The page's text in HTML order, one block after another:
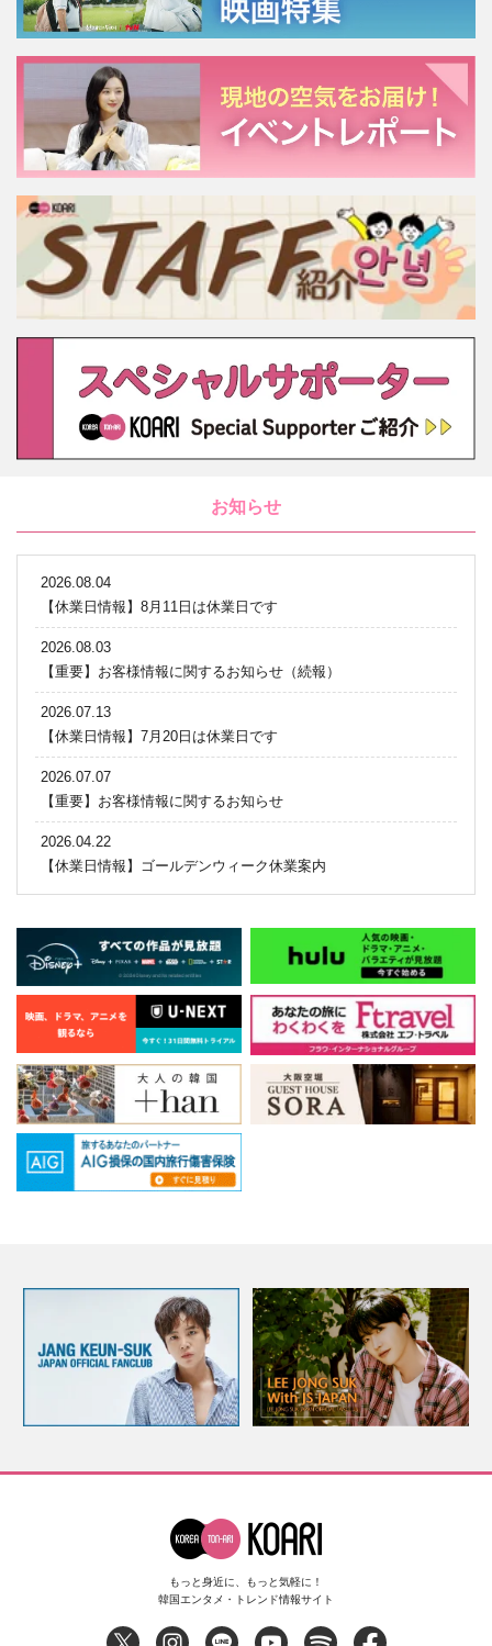
お知らせ
2026.08.04
【休業日情報】8月11日は休業日です
2026.08.03
【重要】お客様情報に関するお知らせ（続報）
2026.07.13
【休業日情報】7月20日は休業日です
2026.07.07
【重要】お客様情報に関するお知らせ
2026.04.22
【休業日情報】ゴールデンウィーク休業案内
もっと身近に、もっと気軽に！
韓国エンタメ・トレンド情報サイト